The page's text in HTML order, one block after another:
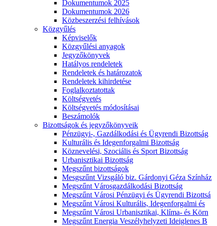
Dokumentumok 2025
Dokumentumok 2026
Közbeszerzési felhívások
Közgyűlés
Képviselők
Közgyűlési anyagok
Jegyzőkönyvek
Hatályos rendeletek
Rendeletek és határozatok
Rendeletek kihirdetése
Foglalkoztatottak
Költségvetés
Költségvetés módosításai
Beszámolók
Bizottságok és jegyzőkönyveik
Pénzügyi-, Gazdálkodási és Ügyrendi Bizottság
Kulturális és Idegenforgalmi Bizottság
Köznevelési, Szociális és Sport Bizottság
Urbanisztikai Bizottság
Megszűnt bizottságok
Mesgszűnt Vizsgáló biz. Gárdonyi Géza Színház
Megszűnt Városgazdálkodási Bizottság
Megszűnt Városi Pénzügyi és Ügyrendi Bizottsá
Megszűnt Városi Kulturális, Idegenforgalmi és
Megszűnt Városi Urbanisztikai, Klíma- és Körn
Megszűnt Energia Veszélyhelyzeti Ideiglenes B